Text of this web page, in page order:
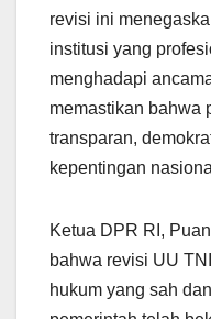
revisi ini
institusi yang
menghadapi
memastikan bahwa
transparan,
kepentingan
Ketua DPR RI,
bahwa revisi UU
hukum yang sah